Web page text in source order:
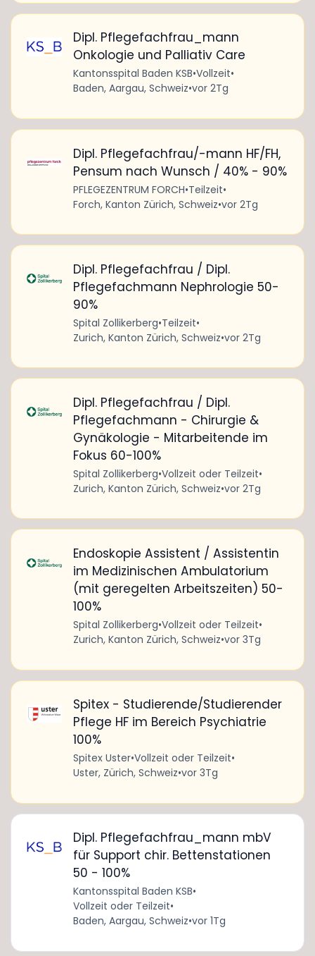
Dipl. Pflegefachfrau_mann
Onkologie und Palliativ Care
Kantonsspital Baden KSB•Vollzeit•
Baden, Aargau, Schweiz•vor 2Tg
Dipl. Pflegefachfrau/-mann HF/FH,
Pensum nach Wunsch / 40% - 90%
PFLEGEZENTRUM FORCH•Teilzeit•
Forch, Kanton Zürich, Schweiz•vor 2Tg
Dipl. Pflegefachfrau / Dipl.
Pflegefachmann Nephrologie 50-
90%
Spital Zollikerberg•Teilzeit•
Zurich, Kanton Zürich, Schweiz•vor 2Tg
Dipl. Pflegefachfrau / Dipl.
Pflegefachmann - Chirurgie &
Gynäkologie - Mitarbeitende im
Fokus 60-100%
Spital Zollikerberg•Vollzeit oder Teilzeit•
Zurich, Kanton Zürich, Schweiz•vor 2Tg
Endoskopie Assistent / Assistentin
im Medizinischen Ambulatorium
(mit geregelten Arbeitszeiten) 50-
100%
Spital Zollikerberg•Vollzeit oder Teilzeit•
Zurich, Kanton Zürich, Schweiz•vor 3Tg
Spitex - Studierende/Studierender
Pflege HF im Bereich Psychiatrie
100%
Spitex Uster•Vollzeit oder Teilzeit•
Uster, Zürich, Schweiz•vor 3Tg
Dipl. Pflegefachfrau_mann mbV
für Support chir. Bettenstationen
50 - 100%
Kantonsspital Baden KSB•
Vollzeit oder Teilzeit•
Baden, Aargau, Schweiz•vor 1Tg